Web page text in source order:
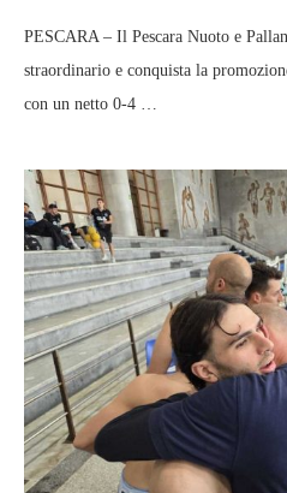
PESCARA – Il Pescara Nuoto e
straordinario e conquista la
con un netto 0-4 …